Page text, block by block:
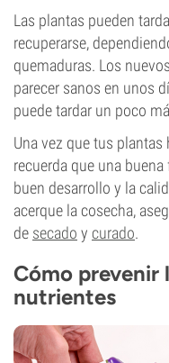
Las plantas pueden
recuperarse,
quemaduras. Los
parecer sanos en unos
puede tardar un poco
Una vez que tus plantas
recuerda que una
buen desarrollo y la
acerque la cosecha,
de secado y curado.
Cómo prevenir
nutrientes